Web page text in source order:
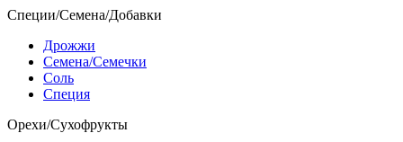
Специи/Семена/Добавки
Дрожжи
Семена/Семечки
Соль
Специя
Орехи/Сухофрукты